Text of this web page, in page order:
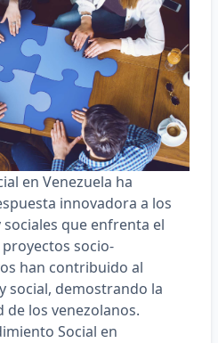
en Venezuela ha
innovadora a los
que enfrenta el
proyectos socio-
han contribuido al
social, demostrando la
de los venezolanos.​
Social en